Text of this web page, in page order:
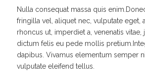
Nulla consequat massa quis
fringilla vel, aliquet nec, vulputate eget,
rhoncus ut, imperdiet a, venenatis vitae,
dictum felis eu pede mollis
dapibus. Vivamus elementum semper
vulputate eleifend tellus.